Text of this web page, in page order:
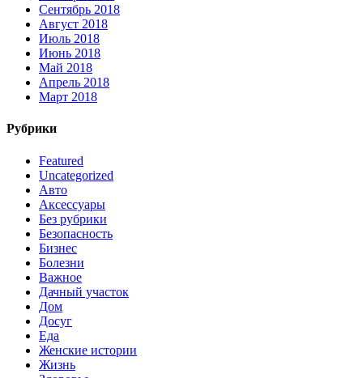
Сентябрь 2018
Август 2018
Июль 2018
Июнь 2018
Май 2018
Апрель 2018
Март 2018
Рубрики
Featured
Uncategorized
Авто
Аксессуары
Без рубрики
Безопасность
Бизнес
Болезни
Важное
Дачный участок
Дом
Досуг
Еда
Женские истории
Жизнь